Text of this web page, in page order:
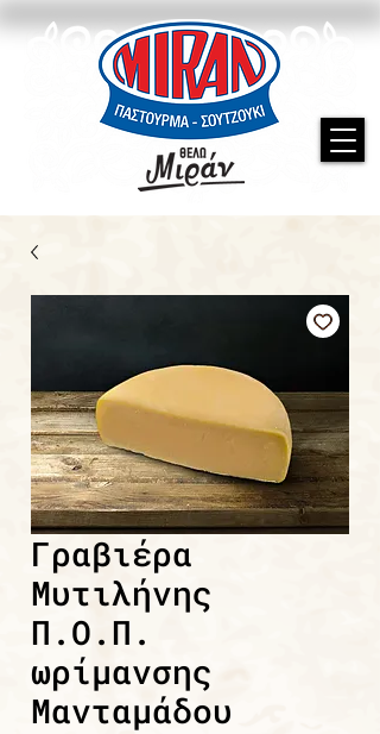
Γραβιέρα
Μυτιλήνης
Π.Ο.Π.
ωρίμανσης
Μανταμάδου